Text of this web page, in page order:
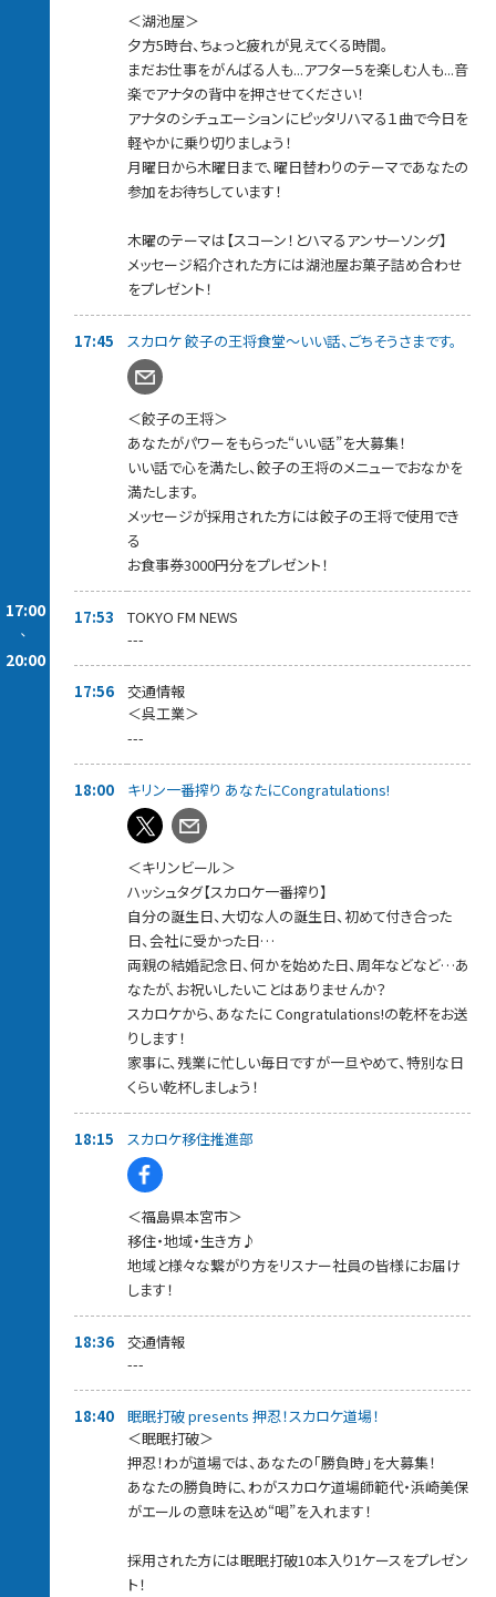
17:00
-
20:00
心もお腹もパワーチャージしてくれる餃子の王将食堂。
今週も“お料理”と“いい話メッセージ”を紹介します。
18:00～【 あなたにCongratulations! 】
自分の誕生日、大切な人の誕生日、初めて付き合った日、会社に
受かった日...
両親の結婚記念日、何かを始めた日、周年などなど...
あなたが、お祝いしたいことはありませんか？
スカロケから、あなたにCongratulations!の乾杯をお送りします！
メッセージを紹介された方には、番組からプレゼント差し上げま
雑誌「TURNS」プロデューサー【 堀口正裕 】さんが
最新の移住事情をお届けしていきます。
今回は、【 福島県本宮市 】をピックアップ！
18:40～【 押忍！スカロケ道場 】
浜崎師範が極上な喝をあなたに注入！
みなさんの勝負時のメッセージをお待ちしています。
紹介された方には【 眠眠打破1ケース10本入り】をプレゼント。
メッセージはスカロケのアプリ、またはホームページから！
19:05～【 スカロケ一番搾り～1番カラオケ 】
曜日替わりでスカロケの一番搾りなコーナーをお届けしていま
木曜日は「一番カラオケ」
あなたの今の気持ちを曲に乗せて、こっそり一番だけ歌ってくだ
さい！
見事歌いきった方には「KIRIN 一番搾り」をプレゼント！
詳しくは我が社のアプリ＆HPをご覧ください。
番組PODCAST
＜湖池屋＞
夕方5時台、ちょっと疲れが見えてくる時間。
まだお仕事をがんばる人も...アフター5を楽しむ人も...音
楽でアナタの背中を押させてください！
アナタのシチュエーションにピッタリハマる１曲で今日を
軽やかに乗り切りましょう！
月曜日から木曜日まで、曜日替わりのテーマであなたの
参加をお待ちしています！
木曜のテーマは【スコーン！とハマるアンサーソング】
メッセージ紹介された方には湖池屋お菓子詰め合わせ
をプレゼント！
17:45 スカロケ 餃子の王将食堂～いい話、ごちそうさまです。
＜餃子の王将＞
あなたがパワーをもらった“いい話”を大募集！
いい話で心を満たし、餃子の王将のメニューでおなかを
満たします。
メッセージが採用された方には餃子の王将で使用でき
る
お食事券3000円分をプレゼント！
17:53
TOKYO FM NEWS
---
17:56
交通情報
＜呉工業＞
---
18:00 キリン一番搾り あなたにCongratulations!
＜キリンビール＞
ハッシュタグ【スカロケ一番搾り】
自分の誕生日、大切な人の誕生日、初めて付き合った
日、会社に受かった日…
両親の結婚記念日、何かを始めた日、周年などなど…あ
なたが、お祝いしたいことはありませんか？
スカロケから、あなたに Congratulations!の乾杯をお送
りします！
家事に、残業に忙しい毎日ですが一旦やめて、特別な日
くらい乾杯しましょう！
18:15 スカロケ移住推進部
＜福島県本宮市＞
移住・地域・生き方♪
地域と様々な繋がり方をリスナー社員の皆様にお届け
します！
18:36
交通情報
---
18:40
眠眠打破 presents 押忍！スカロケ道場！
＜眠眠打破＞
押忍！わが道場では、あなたの「勝負時」を大募集！
あなたの勝負時に、わがスカロケ道場師範代・浜崎美保
がエールの意味を込め“喝”を入れます！
採用された方には眠眠打破10本入り1ケースをプレゼン
ト！